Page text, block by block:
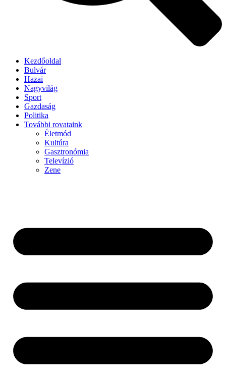
Kezdőoldal
Bulvár
Hazai
Nagyvilág
Sport
Gazdaság
Politika
További rovataink
Életmód
Kultúra
Gasztronómia
Televízió
Zene